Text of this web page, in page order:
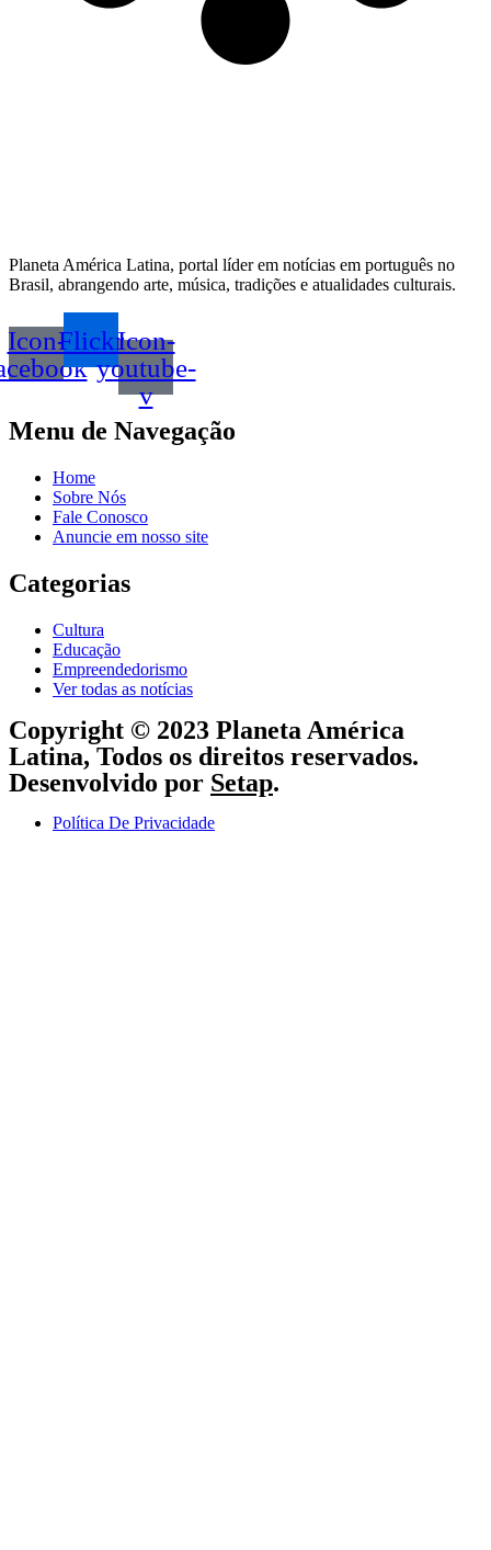
Planeta América Latina, portal líder em notícias em português no
Brasil, abrangendo arte, música, tradições e atualidades culturais.
Icon-FlickrIcon-
youtube-
v
Menu de Navegação
Home
Sobre Nós
Fale Conosco
Anuncie em nosso site
Categorias
Cultura
Educação
Empreendedorismo
Ver todas as notícias
Copyright © 2023 Planeta América
Latina, Todos os direitos reservados.
Desenvolvido por Setap.
Política De Privacidade